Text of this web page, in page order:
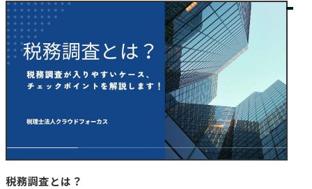
税務調査とは？